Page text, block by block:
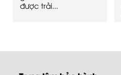
được trải...